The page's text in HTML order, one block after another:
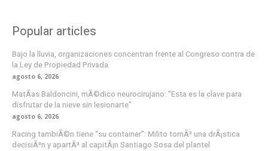
Popular articles
Bajo la lluvia, organizaciones concentran frente al Congreso contra de
la Ley de Propiedad Privada
agosto 6, 2026
MatÃ­as Baldoncini, mÃ©dico neurocirujano: “Esta es la clave para
disfrutar de la nieve sin lesionarte”
agosto 6, 2026
Racing tambiÃ©n tiene “su container”: Milito tomÃ³ una drÃ¡stica
decisiÃ³n y apartÃ³ al capitÃ¡n Santiago Sosa del plantel